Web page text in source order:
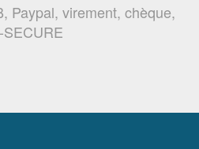
Paypal, virement, chèque,